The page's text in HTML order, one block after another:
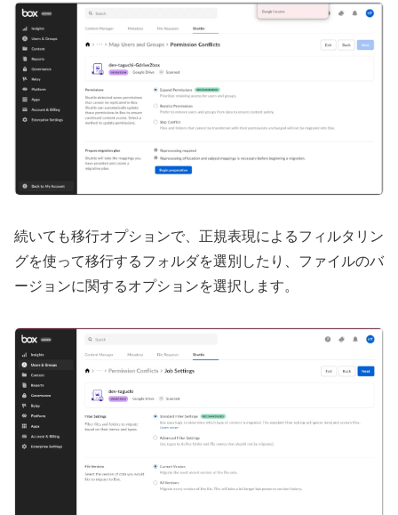
続いても移行オプションで、正規表現によるフィルタリン
グを使って移行するフォルダを選別したり、ファイルのバ
ージョンに関するオプションを選択します。